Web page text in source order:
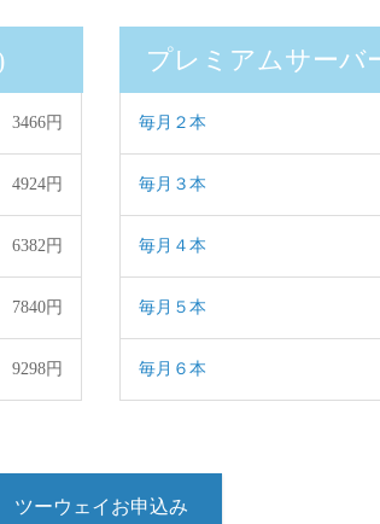
3466円
4924円
6382円
7840円
9298円
プレミアムサーバ
毎月２本
毎月３本
毎月４本
毎月５本
毎月６本
ツーウェイお申込み